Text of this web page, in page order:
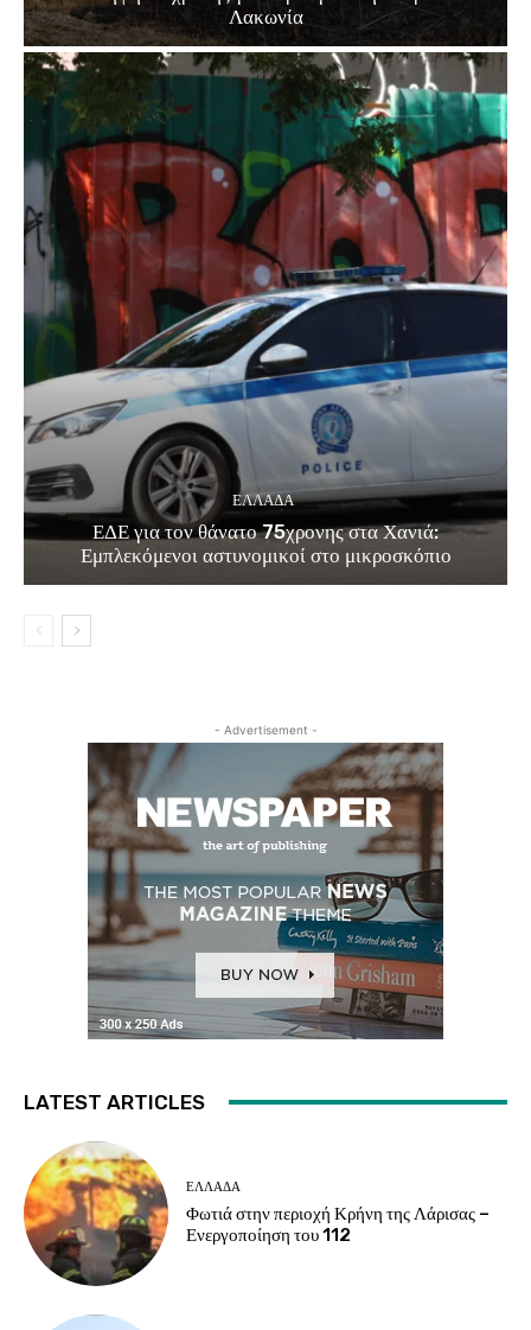
Λακωνία
ΕΛΛΑΔΑ
ΕΔΕ για τον θάνατο 75χρονης στα Χανιά:
Εμπλεκόμενοι αστυνομικοί στο μικροσκόπιο
- Advertisement -
LATEST ARTICLES
ΕΛΛΑΔΑ
Φωτιά στην περιοχή Κρήνη της Λάρισας –
Ενεργοποίηση του 112